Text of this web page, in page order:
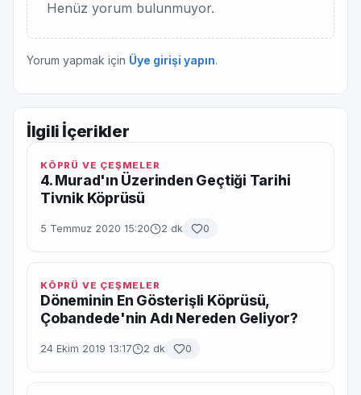
Henüz yorum bulunmuyor.
Yorum yapmak için Üye girişi yapın.
İlgili İçerikler
KÖPRÜ VE ÇEŞMELER
4. Murad'ın Üzerinden Geçtiği Tarihi
Tivnik Köprüsü
5 Temmuz 2020 15:20 2 dk 0
KÖPRÜ VE ÇEŞMELER
Döneminin En Gösterişli Köprüsü,
Çobandede'nin Adı Nereden Geliyor?
24 Ekim 2019 13:17 2 dk 0